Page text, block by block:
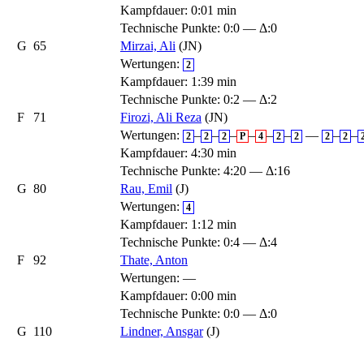
Kampfdauer: 0:01 min
Technische Punkte: 0:0 — Δ:0
G 65 Mirzai, Ali (JN)
Wertungen:
2
Kampfdauer: 1:39 min
Technische Punkte: 0:2 — Δ:2
F
71 Firozi, Ali Reza (JN)
Wertungen:
2 – 2 – 2 – P – 4 – 2 – 2 — 2 – 2 –
Kampfdauer: 4:30 min
Technische Punkte: 4:20 — Δ:16
G 80 Rau, Emil (J)
Wertungen:
4
Kampfdauer: 1:12 min
Technische Punkte: 0:4 — Δ:4
F
92
Thate, Anton
Wertungen: —
Kampfdauer: 0:00 min
Technische Punkte: 0:0 — Δ:0
G 110 Lindner, Ansgar(J)